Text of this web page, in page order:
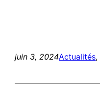
juin 3, 2024Actualités,